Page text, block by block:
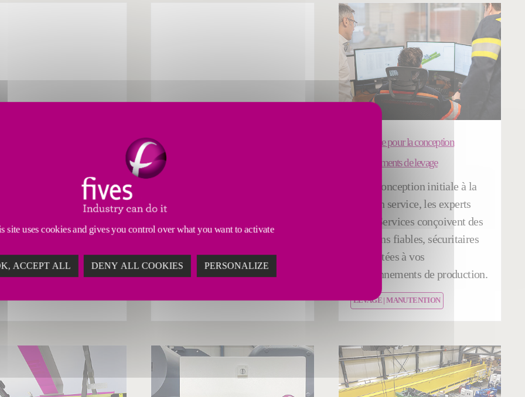
de manière sécurisée
NUMÉRIQUES ET IA
industrielle par la donnée machine
solutions digitales concrètes
et la productivité dans
l'industrie.
Ingénierie pour la conception
d'équipements de levage
De la conception initiale à la
mise en service, les experts
Fives Services conçoivent des
solutions fiables, sécuritaires
et adaptées à vos
environnements de production.
LEVAGE | MANUTENTION
site uses cookies and gives you control over what you want to activate
ACCEPT ALL DENY ALL COOKIES PERSONALIZE